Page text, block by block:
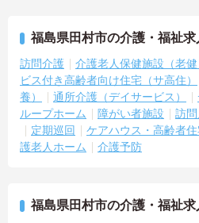
福島県田村市の介護・福祉
訪問介護 介護老人保健施設（老健
ビス付き高齢者向け住宅（サ高住）
養）
通所介護（デイサービス）
ループホーム
障がい者施設 訪
定期巡回
ケアハウス・高齢者
護老人ホーム
介護予防
福島県田村市の介護・福祉